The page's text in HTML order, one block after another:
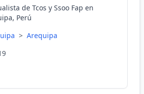
de Tcos y Ssoo Fap en
Perú
> Arequipa